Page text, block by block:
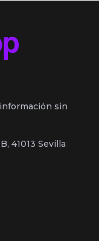
sin
41013 Sevilla